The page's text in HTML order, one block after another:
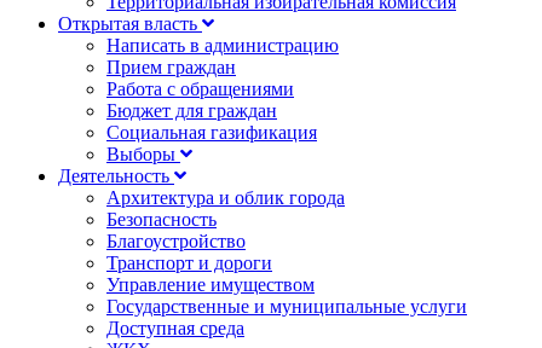
Открытая власть
Написать в администрацию
Прием граждан
Работа с обращениями
Бюджет для граждан
Социальная газификация
Выборы
Деятельность
Архитектура и облик города
Безопасность
Благоустройство
Транспорт и дороги
Управление имуществом
Государственные и муниципальные услуги
Доступная среда